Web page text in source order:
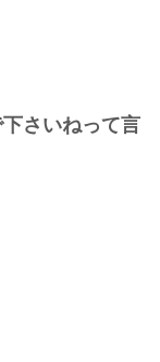
さいねって言